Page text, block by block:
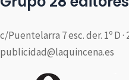
c/Puentelarra 7 esc. der. 1º D ·
publicidad@laquincena.es